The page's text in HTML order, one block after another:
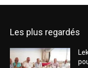
Les plus regardés